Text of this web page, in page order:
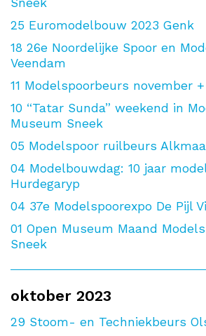
25 Euromodelbouw 2023 Genk
18 26e Noordelijke Spoor en
Veendam
11 Modelspoorbeurs november
10 “Tatar Sunda” weekend in
Museum Sneek
05 Modelspoor ruilbeurs
04 Modelbouwdag: 10 jaar
Hurdegaryp
04 37e Modelspoorexpo De Pijl
01 Open Museum Maand
Sneek
oktober 2023
29 Stoom- en Techniekbeurs